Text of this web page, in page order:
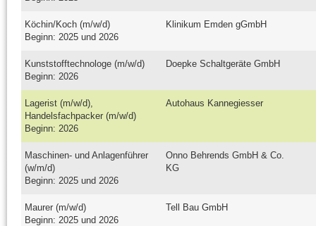
Köchin/Koch (m/w/d)
Beginn: 2025 und 2026
Klinikum Emden gGmbH
Kunststofftechnologe (m/w/d)
Beginn: 2026
Doepke Schaltgeräte GmbH
Lagerist (m/w/d),
Handelsfachpacker (m/w/d)
Beginn: 2026
Autohaus Kannegiesser
Maschinen- und Anlagenführer
(w/m/d)
Beginn: 2025 und 2026
Onno Behrends GmbH & Co.
KG
Maurer (m/w/d)
Beginn: 2025 und 2026
Tell Bau GmbH